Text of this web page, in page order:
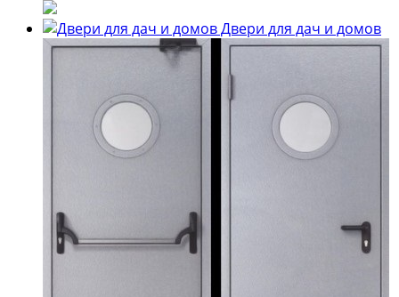
Двери для дач и домов